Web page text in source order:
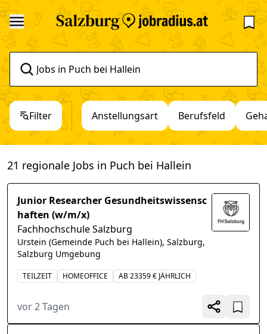
Filter Anstellungsart Berufsfeld
21 regionale Jobs in Puch bei Hallein
Junior Researcher Gesundheitswissensc
haften (w/m/x)
Fachhochschule Salzburg
Urstein (Gemeinde Puch bei Hallein), Salzburg,
Salzburg Umgebung
TEILZEIT HOMEOFFICE AB 23359 € JÄHRLICH
vor 2 Tagen